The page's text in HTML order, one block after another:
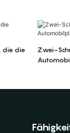
die die
Zwei-